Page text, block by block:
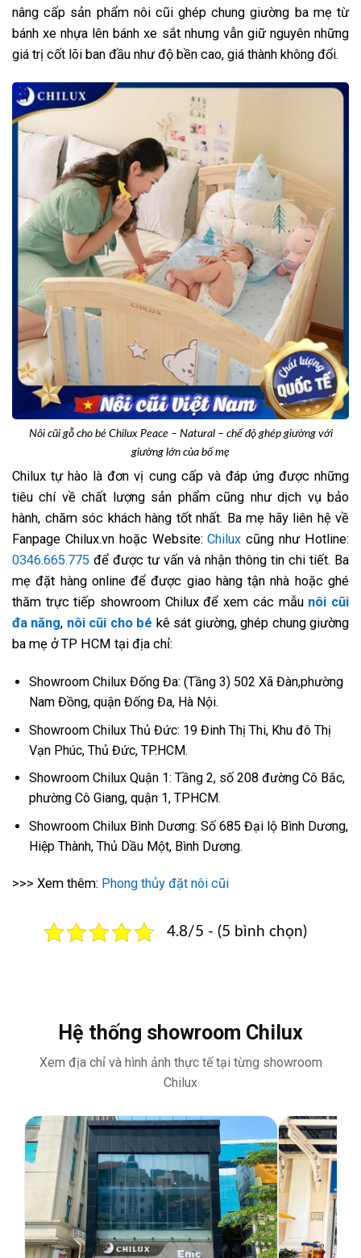
nâng cấp sản phẩm nôi cũi ghép chung giường ba mẹ từ
bánh xe nhựa lên bánh xe sắt nhưng vẫn giữ nguyên những
giá trị cốt lõi ban đầu như độ bền cao, giá thành không đổi.
Nôi cũi gỗ cho bé Chilux Peace – Natural – chế độ ghép giường với
giường lớn của bố mẹ
Chilux tự hào là đơn vị cung cấp và đáp ứng được những
tiêu chí về chất lượng sản phẩm cũng như dịch vụ bảo
hành, chăm sóc khách hàng tốt nhất. Ba mẹ hãy liên hệ về
Fanpage Chilux.vn hoặc Website:Chilux cũng như Hotline:
0346.665.775 để được tư vấn và nhận thông tin chi tiết. Ba
mẹ đặt hàng online để được giao hàng tận nhà hoặc ghé
thăm trực tiếp showroom Chilux để xem các mẫu nôi cũi
đa năng, nôi cũi cho bé kê sát giường, ghép chung giường
ba mẹ ở TP HCM tại địa chỉ:
Showroom Chilux Đống Đa: (Tầng 3) 502 Xã Đàn,phường
Nam Đồng, quận Đống Đa, Hà Nội.
Showroom Chilux Thủ Đức: 19 Đinh Thị Thi, Khu đô Thị
Vạn Phúc, Thủ Đức, TP.HCM.
Showroom Chilux Quận 1: Tầng 2, số 208 đường Cô Bắc,
phường Cô Giang, quận 1, TPHCM.
Showroom Chilux Bình Dương: Số 685 Đại lộ Bình Dương,
Hiệp Thành, Thủ Dầu Một, Bình Dương.
>>> Xem thêm: Phong thủy đặt nôi cũi
4.8/5 - (5 bình chọn)
Hệ thống showroom Chilux
Xem địa chỉ và hình ảnh thực tế tại từng showroom
Chilux